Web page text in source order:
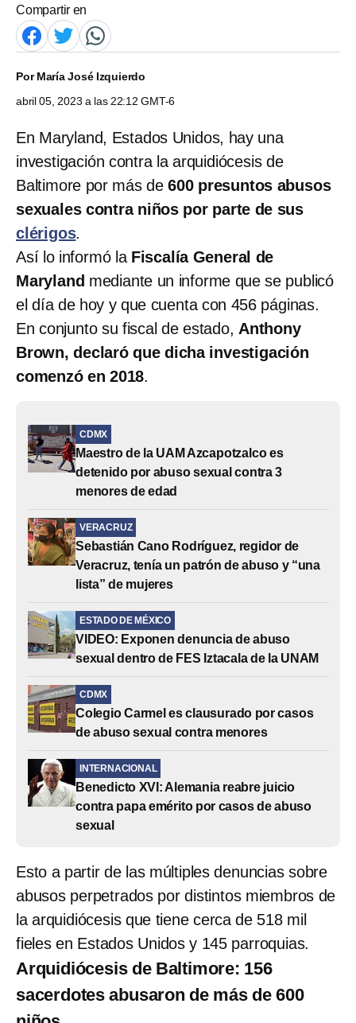
Compartir en
PorMaría José Izquierdo
abril 05, 2023 a las 22:12 GMT-6
En Maryland, Estados Unidos, hay una
investigación contra la arquidiócesis de
Baltimore por más de600 presuntos abusos
sexuales contra niños por parte de sus
clérigos.
Así lo informó la Fiscalía General de
Maryland mediante un informe que se publicó
el día de hoy y que cuenta con 456 páginas.
En conjunto su fiscal de estado, Anthony
Brown, declaró que dicha investigación
comenzó en 2018.
CDMX
Maestro de la UAM Azcapotzalco es
detenido por abuso sexual contra 3
menores de edad
VERACRUZ
Sebastián Cano Rodríguez, regidor de
Veracruz, tenía un patrón de abuso y “una
lista” de mujeres
ESTADO DE MÉXICO
VIDEO: Exponen denuncia de abuso
sexual dentro de FES Iztacala de la UNAM
CDMX
Colegio Carmel es clausurado por casos
de abuso sexual contra menores
INTERNACIONAL
Benedicto XVI: Alemania reabre juicio
contra papa emérito por casos de abuso
sexual
Esto a partir de las múltiples denuncias sobre
abusos perpetrados por distintos miembros de
la arquidiócesis que tiene cerca de 518 mil
fieles en Estados Unidos y 145 parroquias.
Arquidiócesis de Baltimore: 156
sacerdotes abusaron de más de 600